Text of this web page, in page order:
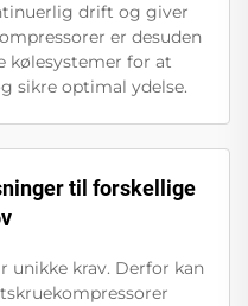
drift og giver
er desuden
kølesystemer for at
sikre optimal ydelse.
til forskellige
unikke krav. Derfor kan